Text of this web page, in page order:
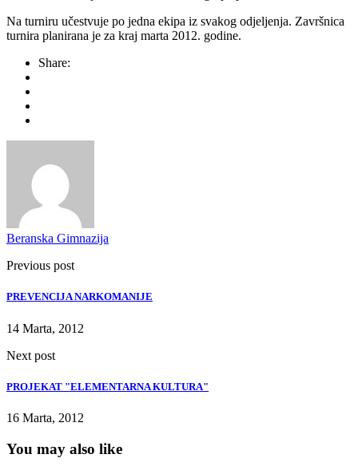
Na turniru učestvuje po jedna ekipa iz svakog odjeljenja. Završnica
turnira planirana je za kraj marta 2012. godine.
Share:
Beranska Gimnazija
Previous post
PREVENCIJA NARKOMANIJE
14 Marta, 2012
Next post
PROJEKAT "ELEMENTARNA KULTURA"
16 Marta, 2012
You may also like